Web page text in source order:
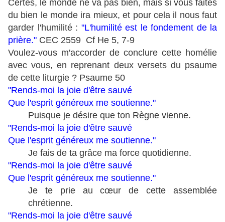
Certes, le monde ne va pas bien, mais si vous faites
du bien le monde ira mieux, et pour cela il nous faut
garder l'humilité : "L'humilité est le fondement de la
prière." CEC 2559 Cf He 5, 7-9
Voulez-vous m'accorder de conclure cette homélie
avec vous, en reprenant deux versets du psaume
de cette liturgie ? Psaume 50
"Rends-moi la joie d'être sauvé
Que l'esprit généreux me soutienne."
Puisque je désire que ton Règne vienne.
"Rends-moi la joie d'être sauvé
Que l'esprit généreux me soutienne."
Je fais de ta grâce ma force quotidienne.
"Rends-moi la joie d'être sauvé
Que l'esprit généreux me soutienne."
Je te prie au cœur de cette assemblée
chrétienne.
"Rends-moi la joie d'être sauvé